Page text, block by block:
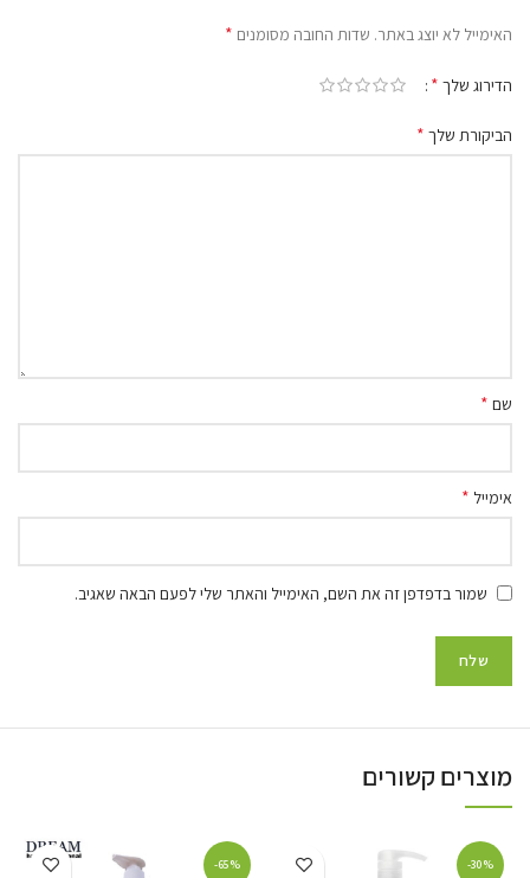
האימייל לא יוצג באתר. שדות החובה מסומנים *
הדירוג שלך *
הביקורת שלך *
שם *
אימייל *
שמור בדפדפן זה את השם, האימייל והאתר שלי לפעם הבאה שאגיב.
מוצרים קשורים
-30%
-65%